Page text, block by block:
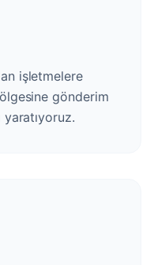
işletmelere
gönderim